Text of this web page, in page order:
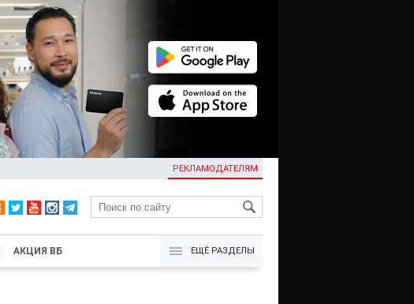
РЕКЛАМОДАТЕЛЯМ
KG
АКЦИЯ ВБ ЕЩЁ РАЗДЕЛЫ